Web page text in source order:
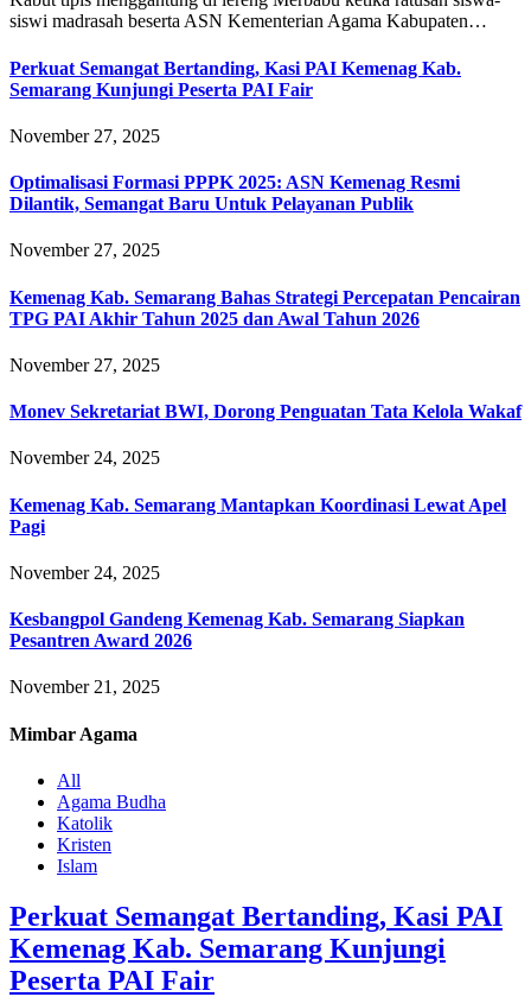
siswi madrasah beserta ASN Kementerian Agama Kabupaten…
Perkuat Semangat Bertanding, Kasi PAI Kemenag Kab.
Semarang Kunjungi Peserta PAI Fair
November 27, 2025
Optimalisasi Formasi PPPK 2025: ASN Kemenag Resmi
Dilantik, Semangat Baru Untuk Pelayanan Publik
November 27, 2025
Kemenag Kab. Semarang Bahas Strategi Percepatan Pencairan
TPG PAI Akhir Tahun 2025 dan Awal Tahun 2026
November 27, 2025
Monev Sekretariat BWI, Dorong Penguatan Tata Kelola Wakaf
November 24, 2025
Kemenag Kab. Semarang Mantapkan Koordinasi Lewat Apel
Pagi
November 24, 2025
Kesbangpol Gandeng Kemenag Kab. Semarang Siapkan
Pesantren Award 2026
November 21, 2025
Mimbar Agama
All
Agama Budha
Katolik
Kristen
Islam
Perkuat Semangat Bertanding, Kasi PAI
Kemenag Kab. Semarang Kunjungi
Peserta PAI Fair